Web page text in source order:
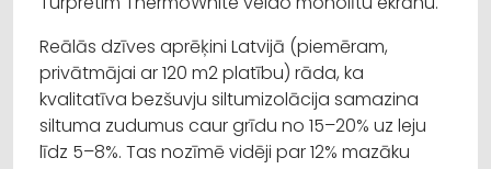
Reālās dzīves aprēķini Latvijā (piemēram,
privātmājai ar 120 m2 platību) rāda, ka
kvalitatīva bezšuvju siltumizolācija samazina
siltuma zudumus caur grīdu no 15–20% uz leju
līdz 5–8%. Tas nozīmē vidēji par 12% mazāku